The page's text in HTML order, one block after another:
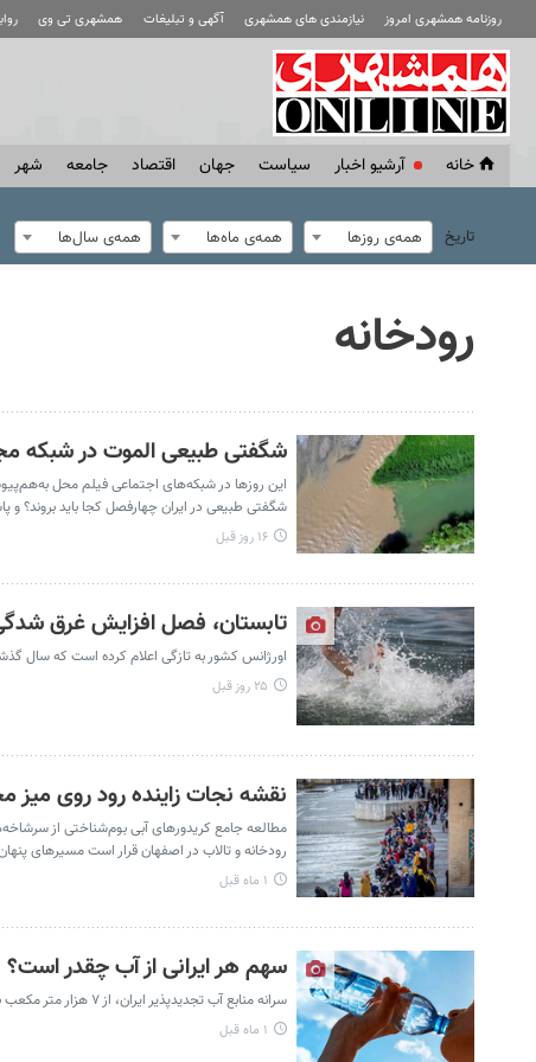
روزنامه همشهری امروز نیازمندی های همشهری آگهی و تبلیغات همشهری تی وی
خانه آرشیو اخبار سياست جهان اقتصاد جامعه شهر
تاریخ همه‌ی روزها همه‌ی ماه‌ها همه‌ی سال‌ها
رودخانه
شگفتی طبیعی الموت در شبکه
این روزها در شبکه‌های اجتماعی فیلم محل
شگفتی طبیعی در ایران چهارفصل کجا باید بروند؟
۱۶ روز قبل
تابستان، فصل افزایش غرق
اورژانس کشور به تازگی اعلام کرده است که سال گذشته ۸۸۸ نفر، بر اثر غرق شدگی جان خود را از دست
۲۵ روز قبل
نقشه نجات زاینده‌ رود روی
مطالعه جامع کریدورهای آبی بوم‌شناختی از
رودخانه و تالاب در اصفهان قرار است مسیرهای
۱ ماه قبل
سهم هر ایرانی از آب چقدر است؟
سرانه منابع آب تجدیدپذیر ایران، از ۷ هزار متر مکعب به کمتر از ۱۲۰۰ متر مکعب رسید. ۱۲۰۰ مترمکعب در سال، سهم هر ایرانی از منابع آب کشور است.
۱ ماه قبل